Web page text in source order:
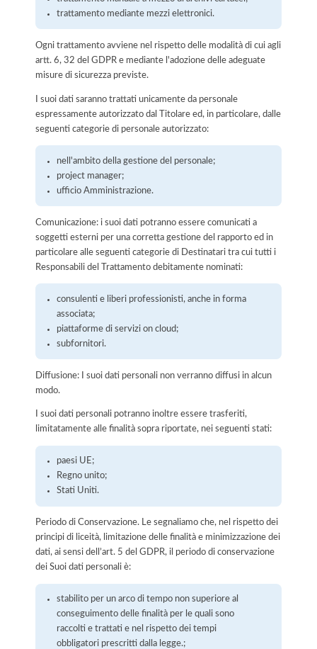
trattamento mediante mezzi elettronici.
Ogni trattamento avviene nel rispetto delle modalità di cui agli
artt. 6, 32 del GDPR e mediante l'adozione delle adeguate
misure di sicurezza previste.
I suoi dati saranno trattati unicamente da personale
espressamente autorizzato dal Titolare ed, in particolare, dalle
seguenti categorie di personale autorizzato:
nell'ambito della gestione del personale;
project manager;
ufficio Amministrazione.
Comunicazione: i suoi dati potranno essere comunicati a
soggetti esterni per una corretta gestione del rapporto ed in
particolare alle seguenti categorie di Destinatari tra cui tutti i
Responsabili del Trattamento debitamente nominati:
consulenti e liberi professionisti, anche in forma
associata;
piattaforme di servizi on cloud;
subfornitori.
Diffusione: I suoi dati personali non verranno diffusi in alcun
modo.
I suoi dati personali potranno inoltre essere trasferiti,
limitatamente alle finalità sopra riportate, nei seguenti stati:
paesi UE;
Regno unito;
Stati Uniti.
Periodo di Conservazione. Le segnaliamo che, nel rispetto dei
principi di liceità, limitazione delle finalità e minimizzazione dei
dati, ai sensi dell’art. 5 del GDPR, il periodo di conservazione
dei Suoi dati personali è:
stabilito per un arco di tempo non superiore al
conseguimento delle finalità per le quali sono
raccolti e trattati e nel rispetto dei tempi
obbligatori prescritti dalla legge.;